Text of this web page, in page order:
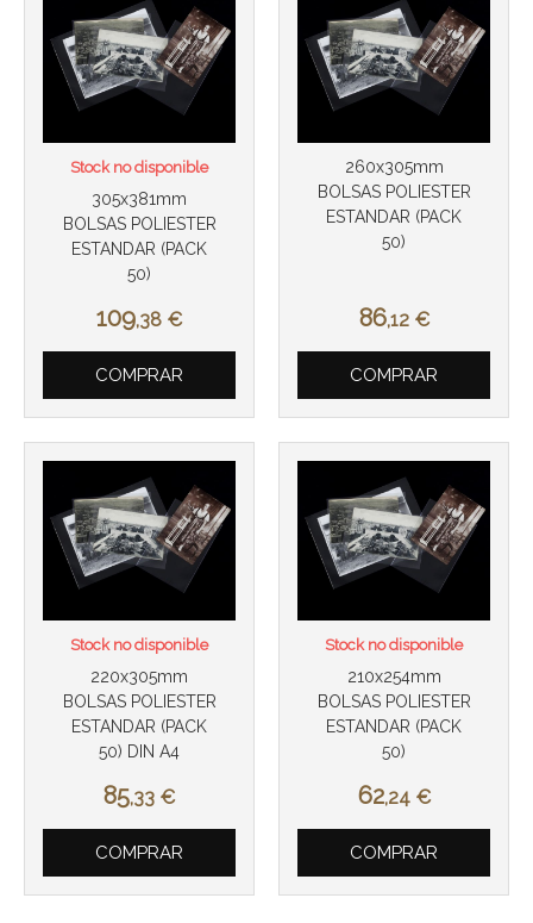
305x381mm
BOLSAS POLIESTER
ESTANDAR (PACK
50)
109,38 €
Stock no disponible
COMPRAR
260x305mm
BOLSAS POLIESTER
ESTANDAR (PACK
50)
86,12 €
COMPRAR
220x305mm
BOLSAS POLIESTER
ESTANDAR (PACK
50) DIN A4
85,33 €
Stock no disponible
COMPRAR
210x254mm
BOLSAS POLIESTER
ESTANDAR (PACK
50)
62,24 €
Stock no disponible
COMPRAR